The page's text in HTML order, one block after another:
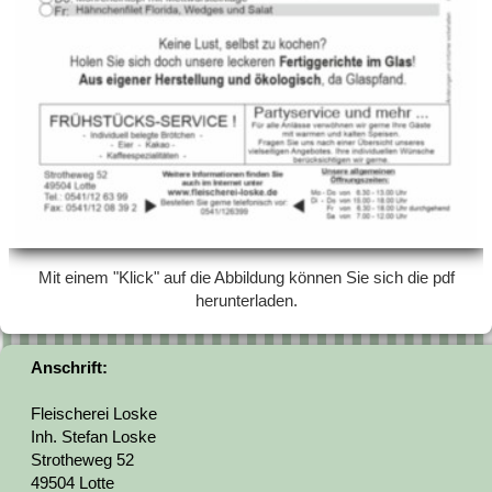
Mit einem "Klick" auf die Abbildung können Sie sich die pdf
herunterladen.
Anschrift:
Fleischerei Loske
Inh. Stefan Loske
Strotheweg 52
49504 Lotte